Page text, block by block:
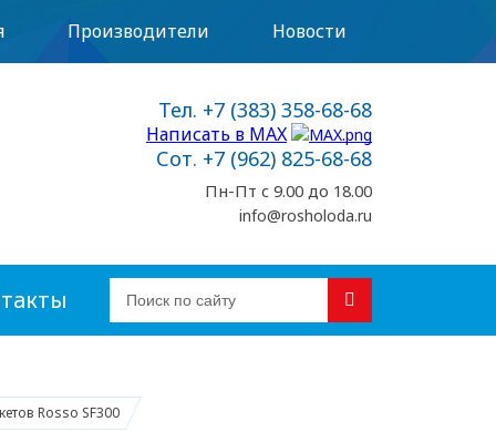
Производители Новости
Тел. +7 (383) 358-68-68
Написать в MAX
Сот. +7 (962) 825-68-68
Пн-Пт с 9.00 до 18.00
info@rosholoda.ru
Rosso SF300